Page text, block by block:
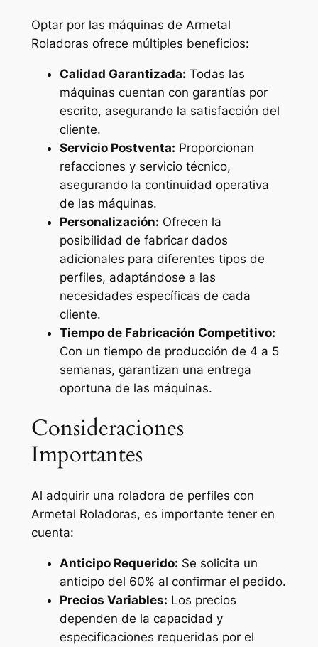
Optar por las máquinas de Armetal
Roladoras ofrece múltiples beneficios:
Calidad Garantizada: Todas las
máquinas cuentan con garantías por
escrito, asegurando la satisfacción del
cliente.
Servicio Postventa: Proporcionan
refacciones y servicio técnico,
asegurando la continuidad operativa
de las máquinas.
Personalización: Ofrecen la
posibilidad de fabricar dados
adicionales para diferentes tipos de
perfiles, adaptándose a las
necesidades específicas de cada
cliente.
Tiempo de Fabricación Competitivo:
Con un tiempo de producción de 4 a 5
semanas, garantizan una entrega
oportuna de las máquinas.
Consideraciones
Importantes
Al adquirir una roladora de perfiles con
Armetal Roladoras, es importante tener en
cuenta:
Anticipo Requerido: Se solicita un
anticipo del 60% al confirmar el pedido.
Precios Variables: Los precios
dependen de la capacidad y
especificaciones requeridas por el